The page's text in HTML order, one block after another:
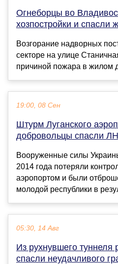
Огнеборцы во
хозпостройки и спасли
Возгорание надворных
секторе на улице
причиной пожара в жилом
19:00, 08 Сен
Штурм Луганского
добровольцы спасли
Вооруженные силы
2014 года потеряли
аэропортом и были
молодой республики в
05:30, 14 Авг
Из рухнувшего туннеля
спасли неудачливого